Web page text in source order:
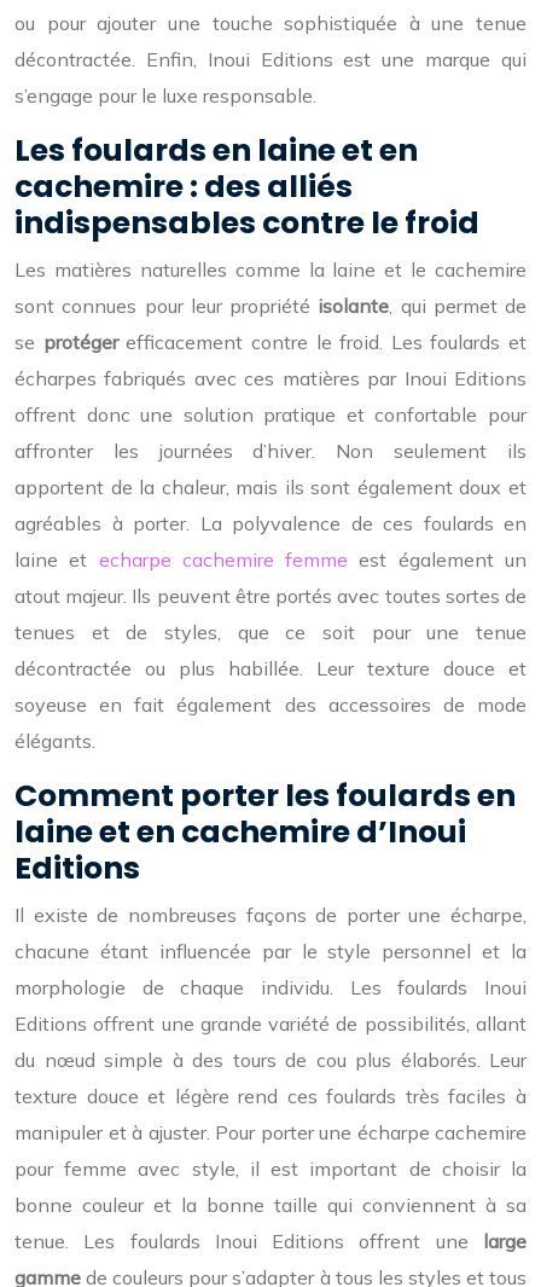
ou pour ajouter une touche sophistiquée à une tenue
décontractée. Enfin, Inoui Editions est une marque qui
s’engage pour le luxe responsable.
Les foulards en laine et en
cachemire : des alliés
indispensables contre le froid
Les matières naturelles comme la laine et le cachemire
sont connues pour leur propriété isolante, qui permet de
se protégerefficacement contre le froid. Les foulards et
écharpes fabriqués avec ces matières par Inoui Editions
offrent donc une solution pratique et confortable pour
affronter les journées d’hiver. Non seulement ils
apportent de la chaleur, mais ils sont également doux et
agréables à porter. La polyvalence de ces foulards en
laine et echarpe cachemire femme est également un
atout majeur. Ils peuvent être portés avec toutes sortes de
tenues et de styles, que ce soit pour une tenue
décontractée ou plus habillée. Leur texture douce et
soyeuse en fait également des accessoires de mode
élégants.
Comment porter les foulards en
laine et en cachemire d’Inoui
Editions
Il existe de nombreuses façons de porter une écharpe,
chacune étant influencée par le style personnel et la
morphologie de chaque individu. Les foulards Inoui
Editions offrent une grande variété de possibilités, allant
du nœud simple à des tours de cou plus élaborés. Leur
texture douce et légère rend ces foulards très faciles à
manipuler et à ajuster. Pour porter une écharpe cachemire
pour femme avec style, il est important de choisir la
bonne couleur et la bonne taille qui conviennent à sa
tenue. Les foulards Inoui Editions offrent une large
gamme de couleurs pour s’adapter à tous les styles et tous